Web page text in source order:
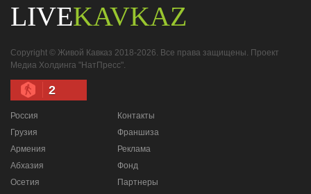
LIVEKAVKAZ
Copyright © Живой Кавказ 2018-2026. Все права защищены. Проект
Медиа Холдинга "НатПресс".
2
Россия
Грузия
Армения
Абхазия
Осетия
Контакты
Франшиза
Реклама
Фонд
Партнеры